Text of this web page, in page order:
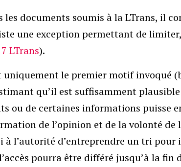
les documents soumis à la LTrans, il
une exception permettant de
LTrans).
uniquement le premier motif invoqué
qu’il est suffisamment
ou de certaines informations puisse
de l’opinion et de la volonté de
à l’autorité d’entreprendre un tri pour
pourra être différé jusqu’à la fin